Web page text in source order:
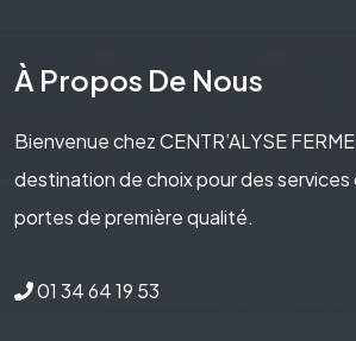
À Propos De Nous
Bienvenue chez CENTR’ALYSE
destination de choix pour des
portes de première qualité.
01 34 64 19 53